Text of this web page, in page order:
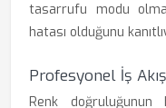
tasarrufu modu
hatası olduğunu
Profesyonel İş
Renk doğruluğunun